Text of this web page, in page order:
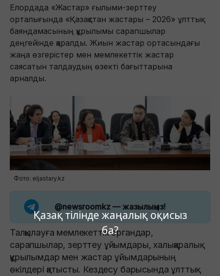
Қазақ тілінде жаңалық оқисыз
ба?
Елордада «Жастар» ғылыми-зерттеу
орталығында «Қазақстан жастары – 2026» ұлттық
баяндамасының құрылымы сарапшылар
деңгейінде қаралды. Жиын жастар ортасындағы
жаңа өзгерістер мен мемлекеттік жастар
саясатын талдаудың өзекті бағыттарына
арналды.
Фото: eljastary.kz
@newsroomkz — жазылыңыз!
Талқылауға мемлекеттік органдар,
сарапшылар, зерттеу ұйымдары, халықаралық
құрылымдар мен жастар ұйымдарының
өкілдері қатысты. Кездесу барысында ұлттық